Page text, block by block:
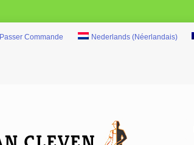
Passer Commande Nederlands(Néerlandais)